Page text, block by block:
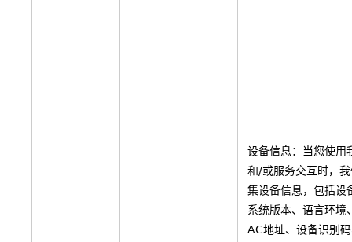
设备信息：当您使用
和/或服务交互时，
集设备信息，包括设
系统版本、语言环境
AC地址、设备识别